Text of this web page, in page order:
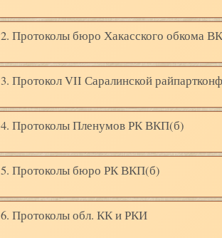
2. Протоколы бюро Хакасского обкома
3. Протокол VII Саралинской
4. Протоколы Пленумов РК ВКП(б)
5. Протоколы бюро РК ВКП(б)
6. Протоколы обл. КК и РКИ